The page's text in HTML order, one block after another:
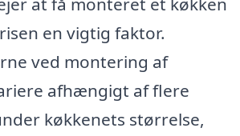
en vigtig faktor.
ved montering af
afhængigt af flere
køkkenets størrelse,